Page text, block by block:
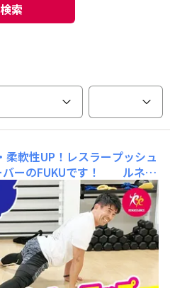
検索
柔軟性UP！レスラープッシュ
バーのFUKUです！ ルネサ
スチャンネル」を更新しま
トレ】1種目で筋力・柔
アップのやり方 という内容